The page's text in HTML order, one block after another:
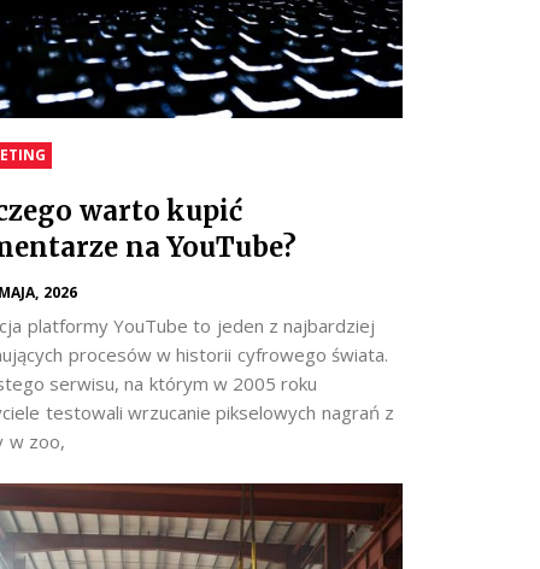
warto kupić
na YouTube?
2026
platformy YouTube to jeden z najbardziej
procesów w historii cyfrowego świata.
serwisu, na którym w 2005 roku
testowali wrzucanie pikselowych nagrań z
w zoo,